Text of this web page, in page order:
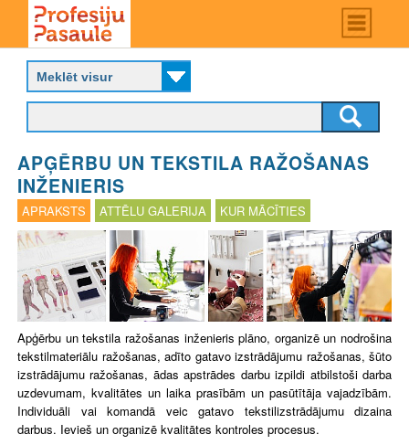
main
content
Main
menu
P
o
f
e
i
j
u
p
a
a
u
l
e
APĢĒRBU UN TEKSTILA RAŽOŠANAS
INŽENIERIS
APRAKSTS ATTĒLU GALERIJA KUR MĀCĪTIES
Apģērbu un tekstila ražošanas inženieris plāno, organizē un nodrošina
tekstilmateriālu ražošanas, adīto gatavo izstrādājumu ražošanas, šūto
izstrādājumu ražošanas, ādas apstrādes darbu izpildi atbilstoši darba
uzdevumam, kvalitātes un laika prasībām un pasūtītāja vajadzībām.
Individuāli vai komandā veic gatavo tekstilizstrādājumu dizaina
darbus. Ievieš un organizē kvalitātes kontroles procesus.